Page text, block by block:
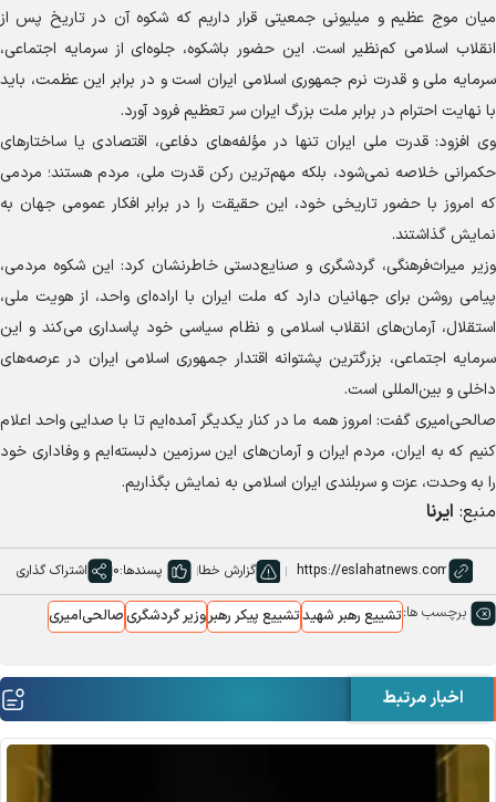
میان موج عظیم و میلیونی جمعیتی قرار داریم که شکوه آن در تاریخ پس از
انقلاب اسلامی کم‌نظیر است. این حضور باشکوه، جلوه‌ای از سرمایه اجتماعی،
سرمایه ملی و قدرت نرم جمهوری اسلامی ایران است و در برابر این عظمت، باید
با نهایت احترام در برابر ملت بزرگ ایران سر تعظیم فرود آورد.
وی افزود: قدرت ملی ایران تنها در مؤلفه‌های دفاعی، اقتصادی یا ساختار‌های
حکمرانی خلاصه نمی‌شود، بلکه مهم‌ترین رکن قدرت ملی، مردم هستند؛ مردمی
که امروز با حضور تاریخی خود، این حقیقت را در برابر افکار عمومی جهان به
نمایش گذاشتند.
وزیر میراث‌فرهنگی، گردشگری و صنایع‌دستی خاطرنشان کرد: این شکوه مردمی،
پیامی روشن برای جهانیان دارد که ملت ایران با اراده‌ای واحد، از هویت ملی،
استقلال، آرمان‌های انقلاب اسلامی و نظام سیاسی خود پاسداری می‌کند و این
سرمایه اجتماعی، بزرگترین پشتوانه اقتدار جمهوری اسلامی ایران در عرصه‌های
داخلی و بین‌المللی است.
صالحی‌امیری گفت: امروز همه ما در کنار یکدیگر آمده‌ایم تا با صدایی واحد اعلام
کنیم که به ایران، مردم ایران و آرمان‌های این سرزمین دلبسته‌ایم و وفاداری خود
را به وحدت، عزت و سربلندی ایران اسلامی به نمایش بگذاریم.
منبع: ایرنا
گزارش خطا پسندها:0 اشتراک گذاری
برچسب ها:تشییع رهبر شهیدتشییع پیکر رهبروزیر گردشگریصالحی‌امیری
اخبار مرتبط